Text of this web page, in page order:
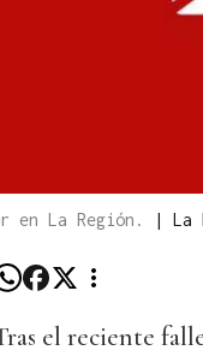
en La Región. | La
el reciente